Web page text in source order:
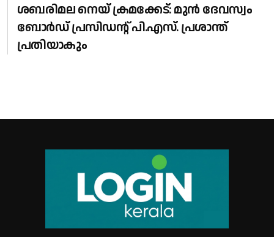
ശബരിമല നെയ് ക്രമക്കേട്: മുൻ ദേവസ്വം
ബോർഡ് പ്രസിഡന്റ് പി.എസ്. പ്രശാന്ത്
പ്രതിയാകും